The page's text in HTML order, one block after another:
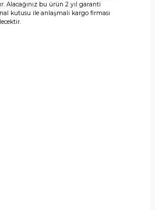
Alacağınız bu ürün 2 yıl garanti
kutusu ile anlaşmalı kargo firması